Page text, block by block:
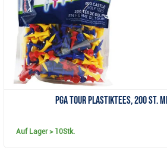
PGA Tour Plastiktees, 200 St.
Auf Lager> 10Stk.